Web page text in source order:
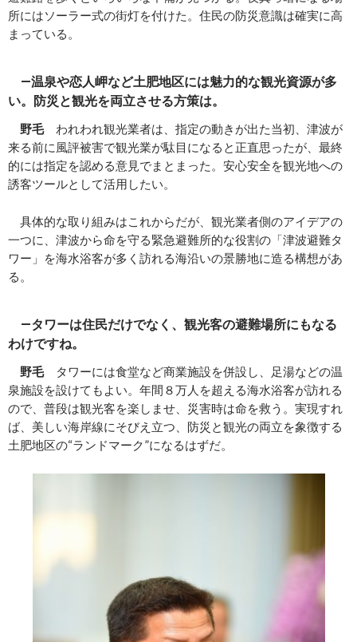
所にはソーラー式の街灯を付けた。住民の防災意識は確実に高
まっている。
―温泉や恋人岬など土肥地区には魅力的な観光資源が多
い。防災と観光を両立させる方策は。
野毛われわれ観光業者は、指定の動きが出た当初、津波が
来る前に風評被害で観光業が駄目になると正直思ったが、最終
的には指定を認める意見でまとまった。安心安全を観光地への
誘客ツールとして活用したい。
具体的な取り組みはこれからだが、観光業者側のアイデアの
一つに、津波から命を守る緊急避難所的な役割の「津波避難タ
ワー」を海水浴客が多く訪れる海沿いの景勝地に造る構想があ
る。
―タワーは住民だけでなく、観光客の避難場所にもなる
わけですね。
野毛タワーには食堂など商業施設を併設し、足湯などの温
泉施設を設けてもよい。年間８万人を超える海水浴客が訪れる
ので、普段は観光客を楽しませ、災害時は命を救う。実現すれ
ば、美しい海岸線にそびえ立つ、防災と観光の両立を象徴する
土肥地区の“ランドマーク”になるはずだ。